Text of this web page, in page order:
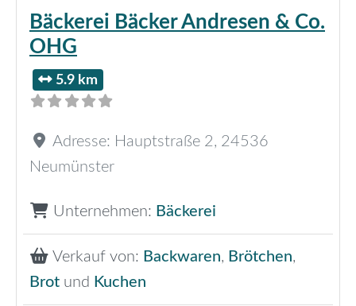
Bäckerei Bäcker Andresen & Co.
OHG
5.9 km
Adresse: Hauptstraße 2, 24536
Neumünster
Unternehmen: Bäckerei
Verkauf von: Backwaren, Brötchen,
Brot und Kuchen